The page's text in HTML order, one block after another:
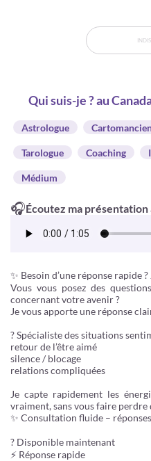
Qui suis-je ? au
Astrologue
Tarologue Coaching
Médium
🎧Écoutez ma présentation
✨ Besoin d’une réponse rapide
Vous vous posez des
concernant votre avenir ?
Je vous apporte une réponse
? Spécialiste des situations
retour de l’être aimé
silence / blocage
relations compliquées
Je capte rapidement les
vraiment, sans vous faire perdre
✨ Consultation fluide –
? Disponible maintenant
⚡ Réponse rapide